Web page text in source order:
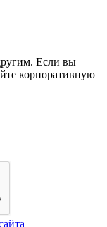
Если вы
корпоративную